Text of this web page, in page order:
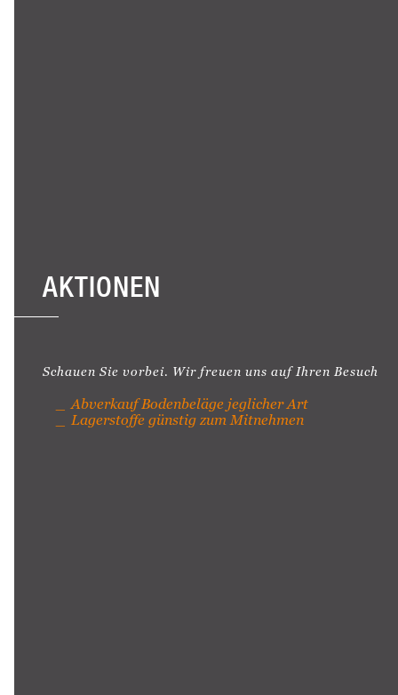
AKTIONEN
Schauen Sie vorbei. Wir freuen uns auf Ihren Besuch
Abverkauf Bodenbeläge jeglicher Art
Lagerstoffe günstig zum Mitnehmen